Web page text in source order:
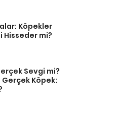
Köpekler
Hisseder mi?
Sevgi mi?
Köpek: